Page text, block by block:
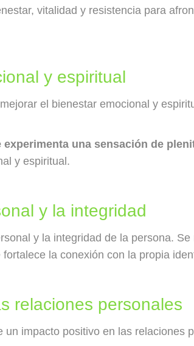
vitalidad y resistencia para
y espiritual
el bienestar emocional y
experimenta una sensación de
y espiritual.
y la integridad
y la integridad de la persona.
la conexión con la propia
relaciones personales
un impacto positivo en las relaciones